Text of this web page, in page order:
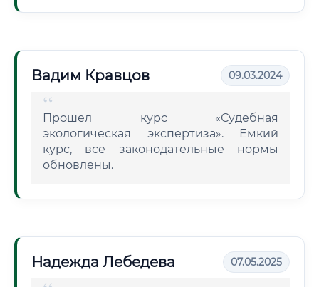
Вадим Кравцов 09.03.2024
Прошел курс «Судебная
экологическая экспертиза». Емкий
курс, все законодательные нормы
обновлены.
Надежда Лебедева 07.05.2025